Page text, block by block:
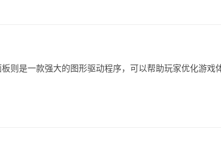
则是一款强大的图形驱动程序，可以帮助玩家优化游戏